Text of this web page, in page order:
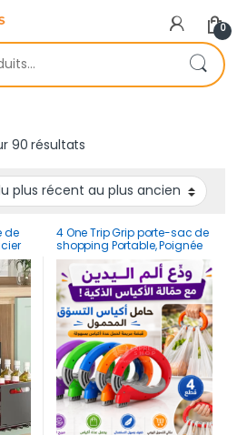
0
90 résultats
de
4 One Trip Grip porte-sac de
shopping Portable, Poignée
de support